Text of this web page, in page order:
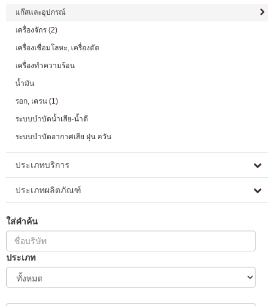
แก๊สและอุปกรณ์
เครื่องจักร (2)
เครื่องเชื่อมโลหะ, เครื่องดัด
เครื่องทำความร้อน
น้ำมัน
รอก, เครน (1)
ระบบบำบัดน้ำเสีย-น้ำดี
ระบบบำบัดอากาศเสีย ฝุ่น ควัน
ประเภทบริการ
ประเภทผลิตภัณฑ์
ใส่คำค้น
ประเภท